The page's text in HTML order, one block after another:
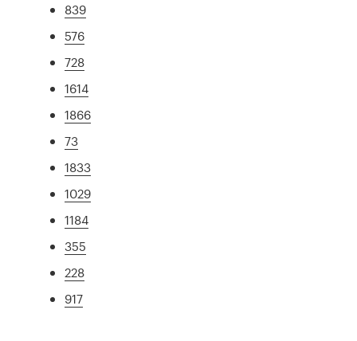
839
576
728
1614
1866
73
1833
1029
1184
355
228
917